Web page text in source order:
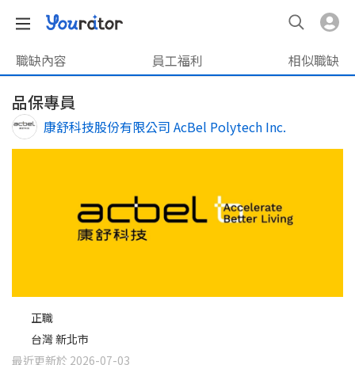
職缺內容 員工福利 相似職缺
品保專員
康舒科技股份有限公司 AcBel Polytech Inc.
正職
台灣 新北市
最近更新於 2026-07-03